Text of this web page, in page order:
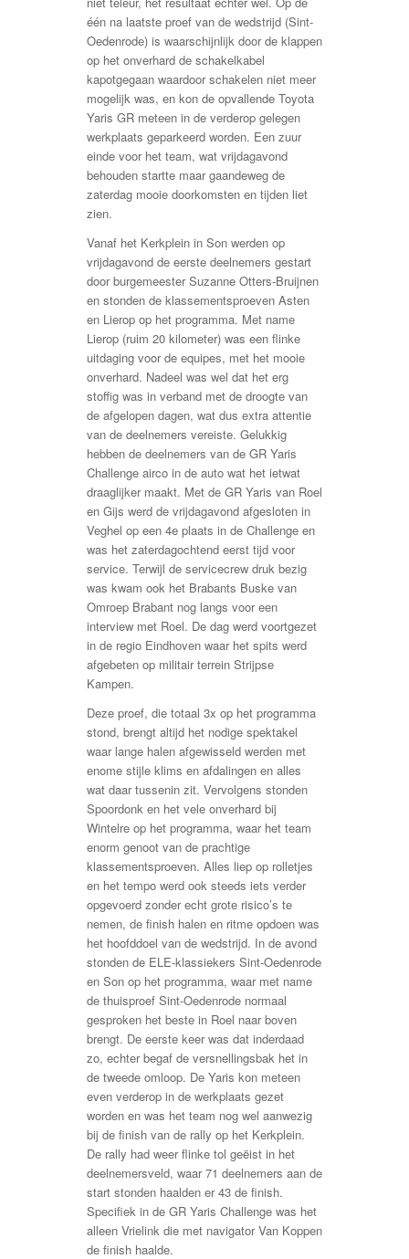
één na laatste proef van de wedstrijd (Sint-
Oedenrode) is waarschijnlijk door de klappen
op het onverhard de schakelkabel
kapotgegaan waardoor schakelen niet meer
mogelijk was, en kon de opvallende Toyota
Yaris GR meteen in de verderop gelegen
werkplaats geparkeerd worden. Een zuur
einde voor het team, wat vrijdagavond
behouden startte maar gaandeweg de
zaterdag mooie doorkomsten en tijden liet
zien.
Vanaf het Kerkplein in Son werden op
vrijdagavond de eerste deelnemers gestart
door burgemeester Suzanne Otters-Bruijnen
en stonden de klassementsproeven Asten
en Lierop op het programma. Met name
Lierop (ruim 20 kilometer) was een flinke
uitdaging voor de equipes, met het mooie
onverhard. Nadeel was wel dat het erg
stoffig was in verband met de droogte van
de afgelopen dagen, wat dus extra attentie
van de deelnemers vereiste. Gelukkig
hebben de deelnemers van de GR Yaris
Challenge airco in de auto wat het ietwat
draaglijker maakt. Met de GR Yaris van Roel
en Gijs werd de vrijdagavond afgesloten in
Veghel op een 4e plaats in de Challenge en
was het zaterdagochtend eerst tijd voor
service. Terwijl de servicecrew druk bezig
was kwam ook het Brabants Buske van
Omroep Brabant nog langs voor een
interview met Roel. De dag werd voortgezet
in de regio Eindhoven waar het spits werd
afgebeten op militair terrein Strijpse
Kampen.
Deze proef, die totaal 3x op het programma
stond, brengt altijd het nodige spektakel
waar lange halen afgewisseld werden met
enome stijle klims en afdalingen en alles
wat daar tussenin zit. Vervolgens stonden
Spoordonk en het vele onverhard bij
Wintelre op het programma, waar het team
enorm genoot van de prachtige
klassementsproeven. Alles liep op rolletjes
en het tempo werd ook steeds iets verder
opgevoerd zonder echt grote risico’s te
nemen, de finish halen en ritme opdoen was
het hoofddoel van de wedstrijd. In de avond
stonden de ELE-klassiekers Sint-Oedenrode
en Son op het programma, waar met name
de thuisproef Sint-Oedenrode normaal
gesproken het beste in Roel naar boven
brengt. De eerste keer was dat inderdaad
zo, echter begaf de versnellingsbak het in
de tweede omloop. De Yaris kon meteen
even verderop in de werkplaats gezet
worden en was het team nog wel aanwezig
bij de finish van de rally op het Kerkplein.
De rally had weer flinke tol geëist in het
deelnemersveld, waar 71 deelnemers aan de
start stonden haalden er 43 de finish.
Specifiek in de GR Yaris Challenge was het
alleen Vrielink die met navigator Van Koppen
de finish haalde.